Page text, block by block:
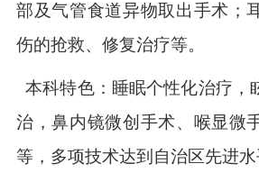
部及气管食道异物取出手术；
伤的抢救、修复治疗等。
本科特色：睡眠个性化治疗，
治，鼻内镜微创手术、喉显微
等， 多项技术达到自治区先进水